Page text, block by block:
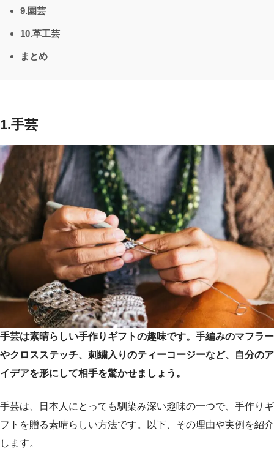
9.園芸
10.革工芸
まとめ
1.手芸
手芸は素晴らしい手作りギフトの趣味です。手編みのマフラー
やクロスステッチ、刺繍入りのティーコージーなど、自分のア
イデアを形にして相手を驚かせましょう。
手芸は、日本人にとっても馴染み深い趣味の一つで、手作りギ
フトを贈る素晴らしい方法です。以下、その理由や実例を紹介
します。